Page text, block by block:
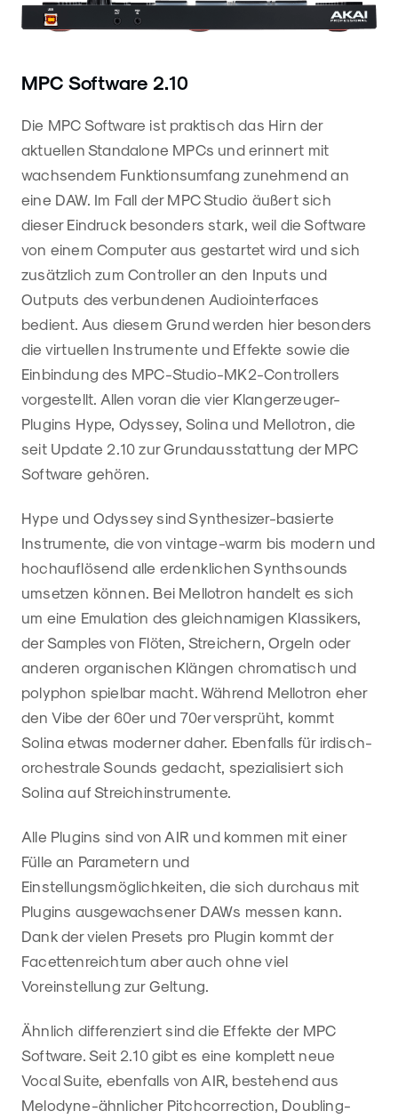
MPC Software 2.10
Die MPC Software ist praktisch das Hirn der
aktuellen Standalone MPCs und erinnert mit
wachsendem Funktionsumfang zunehmend an
eine DAW. Im Fall der MPC Studio äußert sich
dieser Eindruck besonders stark, weil die Software
von einem Computer aus gestartet wird und sich
zusätzlich zum Controller an den Inputs und
Outputs des verbundenen Audiointerfaces
bedient. Aus diesem Grund werden hier besonders
die virtuellen Instrumente und Effekte sowie die
Einbindung des MPC-Studio-MK2-Controllers
vorgestellt. Allen voran die vier Klangerzeuger-
Plugins Hype, Odyssey, Solina und Mellotron, die
seit Update 2.10 zur Grundausstattung der MPC
Software gehören.
Hype und Odyssey sind Synthesizer-basierte
Instrumente, die von vintage-warm bis modern und
hochauflösend alle erdenklichen Synthsounds
umsetzen können. Bei Mellotron handelt es sich
um eine Emulation des gleichnamigen Klassikers,
der Samples von Flöten, Streichern, Orgeln oder
anderen organischen Klängen chromatisch und
polyphon spielbar macht. Während Mellotron eher
den Vibe der 60er und 70er versprüht, kommt
Solina etwas moderner daher. Ebenfalls für irdisch-
orchestrale Sounds gedacht, spezialisiert sich
Solina auf Streichinstrumente.
Alle Plugins sind von AIR und kommen mit einer
Fülle an Parametern und
Einstellungsmöglichkeiten, die sich durchaus mit
Plugins ausgewachsener DAWs messen kann.
Dank der vielen Presets pro Plugin kommt der
Facettenreichtum aber auch ohne viel
Voreinstellung zur Geltung.
Ähnlich differenziert sind die Effekte der MPC
Software. Seit 2.10 gibt es eine komplett neue
Vocal Suite, ebenfalls von AIR, bestehend aus
Melodyne-ähnlicher Pitchcorrection, Doubling-